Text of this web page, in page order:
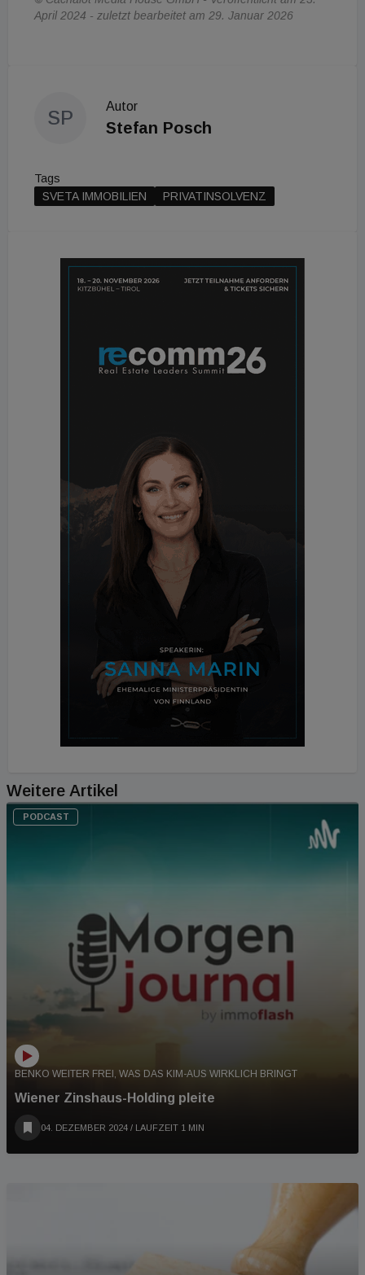
April 2024 - zuletzt bearbeitet am 29. Januar 2026
SP
Autor
Stefan Posch
Tags
SVETA IMMOBILIEN
PRIVATINSOLVENZ
Weitere Artikel
PODCAST
BENKO WEITER FREI, WAS DAS KIM-AUS WIRKLICH BRINGT
Wiener Zinshaus-Holding pleite
04. DEZEMBER 2024 / LAUFZEIT 1 MIN